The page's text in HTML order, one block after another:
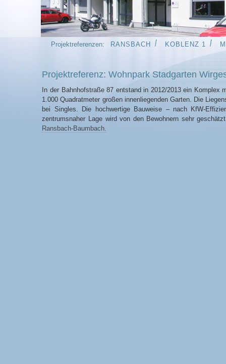
Projektreferenzen: RANSBACH KOBLENZ 1
Projektreferenz: Wohnpark Stadgarten
In der Bahnhofstraße 87 entstand in 2012/2013 ein Komplex
1.000 Quadratmeter großen innenliegenden Garten. Die
bei Singles. Die hochwertige Bauweise – nach KfW-
zentrumsnaher Lage wird von den Bewohnern sehr
Ransbach-Baumbach.